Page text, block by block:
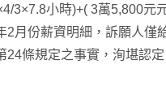
3×7.8小時)+( 3萬5,800元
月份薪資明細，訴願人僅
條規定之事實，洵堪認定